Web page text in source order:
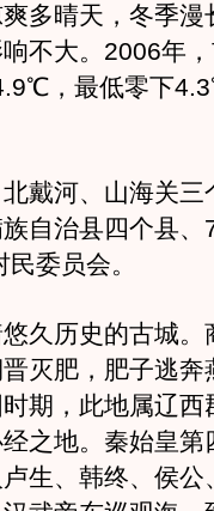
多晴天，冬季漫
不大。2006年
，最低零下
河、山海关三
自治县四个县
民委员会。
历史的古城。
灭肥，肥子逃奔
期，此地属辽西
之地。秦始皇第
生、韩终、侯公